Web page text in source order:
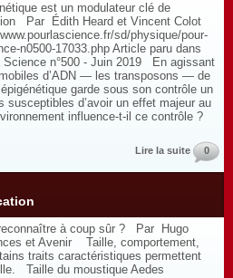
est un modulateur clé de
Par Édith Heard et Vincent Colot
sd/physique/pour-
n0500-17033.php Article paru dans
Science n°500 - Juin 2019 En agissant
d’ADN — les transposons — de
garde sous son contrôle un
susceptibles d’avoir un effet majeur au
influence-t-il ce contrôle ?
Lire la suite 0
à coup sûr ? Par Hugo
et Avenir Taille, comportement,
traits caractéristiques permettent
Taille du moustique Aedes